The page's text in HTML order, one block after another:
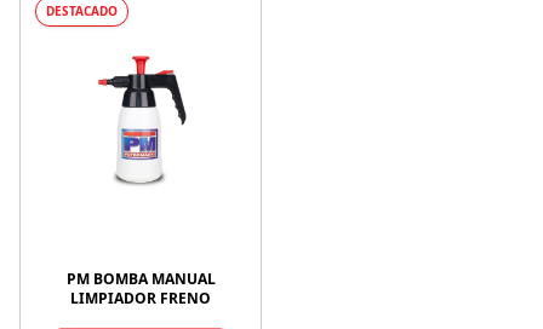
DESTACADO
PM BOMBA MANUAL
LIMPIADOR FRENO